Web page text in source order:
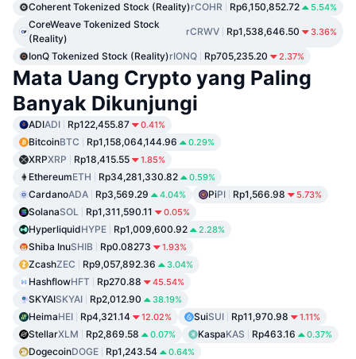
Coherent Tokenized Stock (Reality)rCOHR Rp6,150,852.72 5.54%
CoreWeave Tokenized Stock
(Reality)
rCRWV Rp1,538,646.50 3.36%
IonQ Tokenized Stock (Reality)rIONQ Rp705,235.20 2.37%
Mata Uang Crypto yang Paling
Banyak Dikunjungi
ADIADI Rp122,455.87 0.41%
BitcoinBTC Rp1,158,064,144.96 0.29%
XRPXRP Rp18,415.55 1.85%
EthereumETH Rp34,281,330.82 0.59%
CardanoADA Rp3,569.29 4.04% PiPI Rp1,566.98 5.73%
SolanaSOL Rp1,311,590.11 0.05%
HyperliquidHYPE Rp1,009,600.92 2.28%
Shiba InuSHIB Rp0.08273 1.93%
ZcashZEC Rp9,057,892.36 3.04%
HashflowHFT Rp270.88 45.54%
SKYAISKYAI Rp2,012.90 38.19%
HeimaHEI Rp4,321.14 12.02% SuiSUI Rp11,970.98 1.11%
StellarXLM Rp2,869.58 0.07% KaspaKAS Rp463.16 0.37%
DogecoinDOGE Rp1,243.54 0.64%